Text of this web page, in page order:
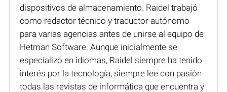
dispositivos de almacenamiento. Raidel trabajó
como redactor técnico y traductor autónomo
para varias agencias antes de unirse al equipo de
Hetman Software. Aunque inicialmente se
especializó en idiomas, Raidel siempre ha tenido
interés por la tecnología, siempre lee con pasión
todas las revistas de informática que encuentra y